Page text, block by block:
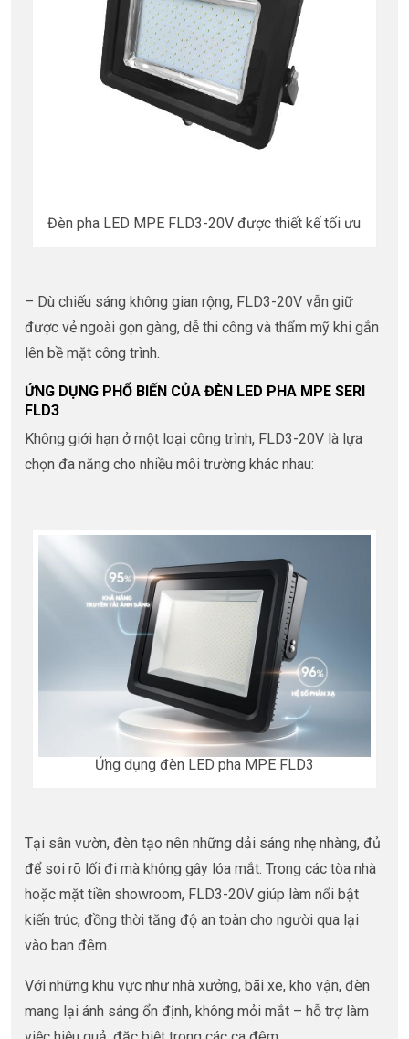
Đèn pha LED MPE FLD3-20V được thiết kế tối ưu
– Dù chiếu sáng không gian rộng, FLD3-20V vẫn giữ
được vẻ ngoài gọn gàng, dễ thi công và thẩm mỹ khi gắn
lên bề mặt công trình.
ỨNG DỤNG PHỔ BIẾN CỦA ĐÈN LED PHA MPE SERI
FLD3
Không giới hạn ở một loại công trình, FLD3-20V là lựa
chọn đa năng cho nhiều môi trường khác nhau:
Ứng dụng đèn LED pha MPE FLD3
Tại sân vườn, đèn tạo nên những dải sáng nhẹ nhàng, đủ
để soi rõ lối đi mà không gây lóa mắt. Trong các tòa nhà
hoặc mặt tiền showroom, FLD3-20V giúp làm nổi bật
kiến trúc, đồng thời tăng độ an toàn cho người qua lại
vào ban đêm.
Với những khu vực như nhà xưởng, bãi xe, kho vận, đèn
mang lại ánh sáng ổn định, không mỏi mắt – hỗ trợ làm